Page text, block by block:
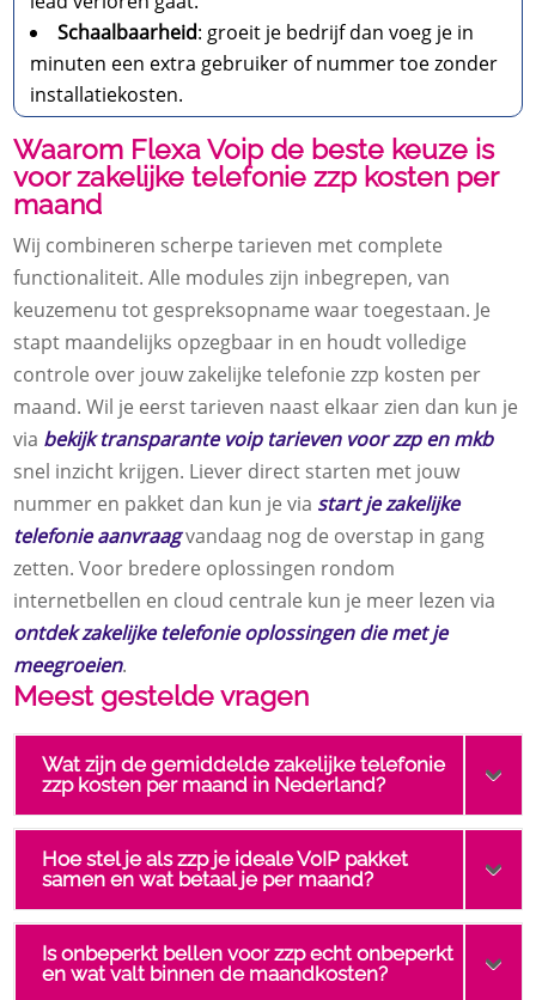
Schaalbaarheid: groeit je bedrijf dan voeg je in
minuten een extra gebruiker of nummer toe zonder
installatiekosten.
Waarom Flexa Voip de beste keuze is
voor zakelijke telefonie zzp kosten per
maand
Wij combineren scherpe tarieven met complete
functionaliteit. Alle modules zijn inbegrepen, van
keuzemenu tot gespreksopname waar toegestaan. Je
stapt maandelijks opzegbaar in en houdt volledige
controle over jouw zakelijke telefonie zzp kosten per
maand. Wil je eerst tarieven naast elkaar zien dan kun je
via bekijk transparante voip tarieven voor zzp en mkb
snel inzicht krijgen. Liever direct starten met jouw
nummer en pakket dan kun je via start je zakelijke
telefonie aanvraagvandaag nog de overstap in gang
zetten. Voor bredere oplossingen rondom
internetbellen en cloud centrale kun je meer lezen via
ontdek zakelijke telefonie oplossingen die met je
meegroeien.
Meest gestelde vragen
Wat zijn de gemiddelde zakelijke telefonie
zzp kosten per maand in Nederland?
Hoe stel je als zzp je ideale VoIP pakket
samen en wat betaal je per maand?
Is onbeperkt bellen voor zzp echt onbeperkt
en wat valt binnen de maandkosten?